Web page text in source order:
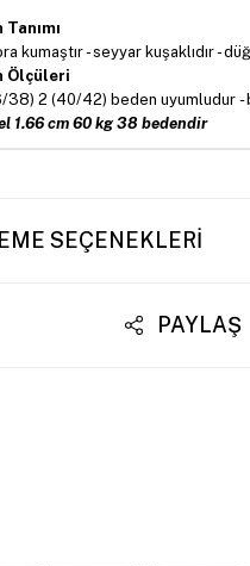
Tanımı
kumaştır - seyyar kuşaklıdır -
Ölçüleri
38) 2 (40/42) beden uyumludur -
1.66 cm 60 kg 38 bedendir
SEÇENEKLERI
PAYLAŞ